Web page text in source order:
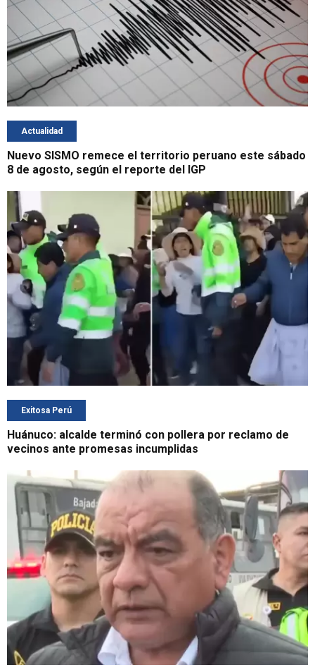
Actualidad
Nuevo SISMO remece el territorio peruano este sábado
8 de agosto, según el reporte del IGP
Exitosa Perú
Huánuco: alcalde terminó con pollera por reclamo de
vecinos ante promesas incumplidas